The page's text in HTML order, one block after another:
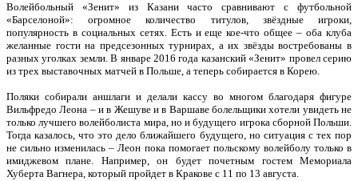
Волейбольный «Зенит» из Казани часто сравнивают с футбольной
«Барселоной»: огромное количество титулов, звёздные игроки,
популярность в социальных сетях. Есть и еще кое-что общее – оба клуба
желанные гости на предсезонных турнирах, а их звёзды востребованы в
разных уголках земли. В январе 2016 года казанский «Зенит» провел серию
из трех выставочных матчей в Польше, а теперь собирается в Корею.
Поляки собирали аншлаги и делали кассу во многом благодаря фигуре
Вильфредо Леона – и в Жешуве и в Варшаве болельщики хотели увидеть не
только лучшего волейболиста мира, но и будущего игрока сборной Польши.
Тогда казалось, что это дело ближайшего будущего, но ситуация с тех пор
не сильно изменилась – Леон пока помогает польскому волейболу только в
имиджевом плане. Например, он будет почетным гостем Мемориала
Хуберта Вагнера, который пройдет в Кракове с 11 по 13 августа.